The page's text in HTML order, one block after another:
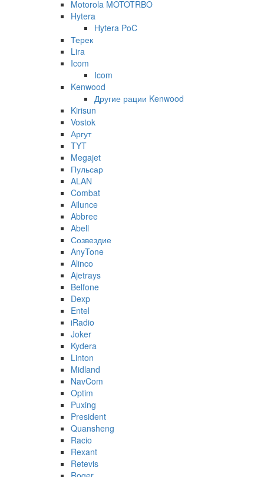
Motorola MOTOTRBO
Hytera
Hytera PoC
Терек
Lira
Icom
Icom
Kenwood
Другие рации Kenwood
Kirisun
Vostok
Аргут
TYT
Megajet
Пульсар
ALAN
Combat
Ailunce
Abbree
Abell
Созвездие
AnyTone
Alinco
Ajetrays
Belfone
Dexp
Entel
iRadio
Joker
Kydera
Linton
Midland
NavCom
Optim
Puxing
President
Quansheng
Racio
Rexant
Retevis